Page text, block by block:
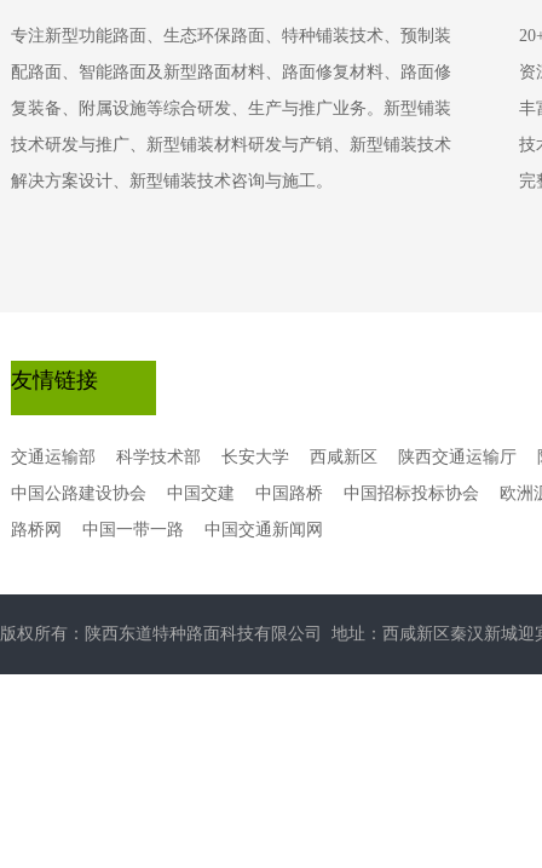
专注新型功能路面、生态环保路面、特种铺装技术、预制装
配路面、智能路面及新型路面材料、路面修复材料、路面修
复装备、附属设施等综合研发、生产与推广业务。新型铺装
技术研发与推广、新型铺装材料研发与产销、新型铺装技术
解决方案设计、新型铺装技术咨询与施工。
资
丰
技
完
友情链接
交通运输部 科学技术部 长安大学 西咸新区 陕西交通运输厅
中国公路建设协会
中国交建 中国路桥 中国招标投标协会
欧洲
路桥网
中国一带一路 中国交通新闻网
版权所有：陕西东道特种路面科技有限公司 地址：西咸新区秦汉新城